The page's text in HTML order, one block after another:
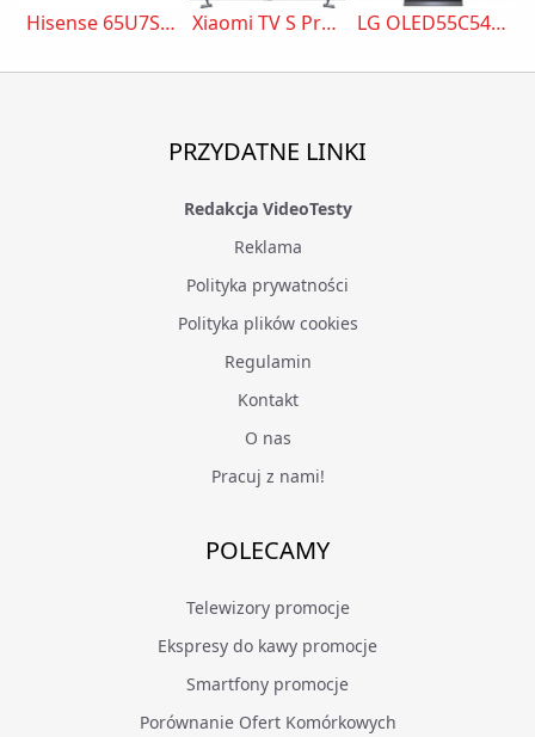
Hisense 65U7S Pro Xiaomi TV S Pro Mini LED 65 2026 LG OLED55C54LA
PRZYDATNE LINKI
Redakcja VideoTesty
Reklama
Polityka prywatności
Polityka plików cookies
Regulamin
Kontakt
O nas
Pracuj z nami!
POLECAMY
Telewizory promocje
Ekspresy do kawy promocje
Smartfony promocje
Porównanie Ofert Komórkowych